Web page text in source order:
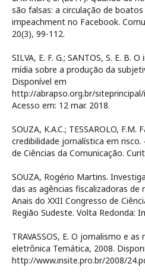
são falsas: a circulação de
impeachment no Facebook.
20(3), 99-112.
SILVA, E. F. G.; SANTOS, S. E. B.
mídia sobre a produção da
Disponível em
http://abrapso.org.br/siteprincipal/
Acesso em: 12 mar. 2018.
SOUZA, K.A.C.; TESSAROLO, F.M.
credibilidade jornalística em risco.
de Ciências da Comunicação.
SOUZA, Rogério Martins.
das as agências fiscalizadoras de
Anais do XXII Congresso de
Região Sudeste. Volta Redonda:
TRAVASSOS, E. O jornalismo e
eletrônica Temática, 2008.
http://www.insite.pro.br/2008/